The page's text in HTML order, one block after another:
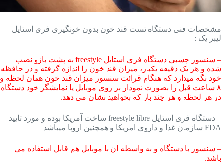
مشخصات فنی دستگاه تست قند خون بدون خونگیری فری استایل
لیبر یک :
– سنسور چسبی دستگاه فری استایل freestyle به پشت بازو نصب
شده و هر یک دقیقه یکبار، میزان قند خون را اندازه گرفته و در حافظه
خود نگه میدارد که هنگام قرائت سنسور میزان قند خون همان لحظه و
۸ ساعت قبل را بصورت نمودار بر روی موبایل یا نمایشگر خود دستگاه
در هر لحظه و هر چند بار که بخواهید نشان می دهد.
– دستگاه فری استایل freestyle libre ساخت آمریکا بوده و مورد تایید
FDA سازمان غذا و داروی امریکا و همچنین اروپا میباشد
– سنسور با دستگاه و به واسطه ان با موبایل هم قابل استفاده می
باشد.